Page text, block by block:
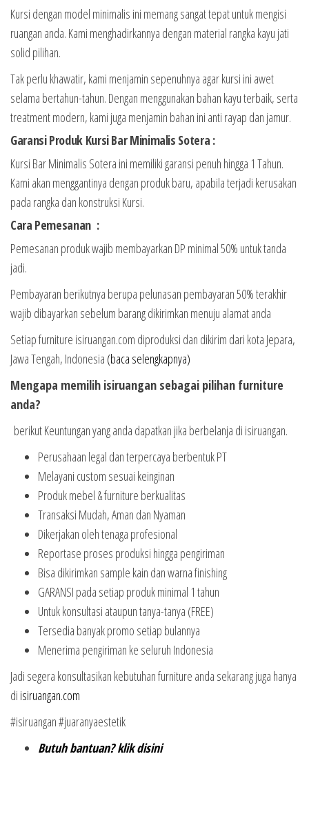
Kursi dengan model minimalis ini memang sangat tepat untuk mengisi
ruangan anda. Kami menghadirkannya dengan material rangka kayu jati
solid pilihan.
Tak perlu khawatir, kami menjamin sepenuhnya agar kursi ini awet
selama bertahun-tahun. Dengan menggunakan bahan kayu terbaik, serta
treatment modern, kami juga menjamin bahan ini anti rayap dan jamur.
Garansi Produk Kursi Bar Minimalis Sotera :
Kursi Bar Minimalis Sotera ini memiliki garansi penuh hingga 1 Tahun.
Kami akan menggantinya dengan produk baru, apabila terjadi kerusakan
pada rangka dan konstruksi Kursi.
Cara Pemesanan :
Pemesanan produk wajib membayarkan DP minimal 50% untuk tanda
jadi.
Pembayaran berikutnya berupa pelunasan pembayaran 50% terakhir
wajib dibayarkan sebelum barang dikirimkan menuju alamat anda
Setiap furniture isiruangan.com diproduksi dan dikirim dari kota Jepara,
Jawa Tengah, Indonesia (baca selengkapnya)
Mengapa memilih isiruangan sebagai pilihan furniture
anda?
berikut Keuntungan yang anda dapatkan jika berbelanja di isiruangan.
Perusahaan legal dan terpercaya berbentuk PT
Melayani custom sesuai keinginan
Produk mebel & furniture berkualitas
Transaksi Mudah, Aman dan Nyaman
Dikerjakan oleh tenaga profesional
Reportase proses produksi hingga pengiriman
Bisa dikirimkan sample kain dan warna finishing
GARANSI pada setiap produk minimal 1 tahun
Untuk konsultasi ataupun tanya-tanya (FREE)
Tersedia banyak promo setiap bulannya
Menerima pengiriman ke seluruh Indonesia
Jadi segera konsultasikan kebutuhan furniture anda sekarang juga hanya
di isiruangan.com
#isiruangan #juaranyaestetik
Butuh bantuan? klik disini